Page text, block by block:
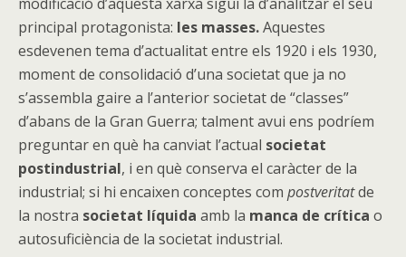
principal protagonista: les masses.Aquestes
esdevenen tema d’actualitat entre els 1920 i els 1930,
moment de consolidació d’una societat que ja no
s’assembla gaire a l’anterior societat de “classes”
d’abans de la Gran Guerra; talment avui ens podríem
preguntar en què ha canviat l’actual societat
postindustrial, i en què conserva el caràcter de la
industrial; si hi encaixen conceptes com postveritatde
la nostra societat líquida amb la manca de crítica o
autosuficiència de la societat industrial.